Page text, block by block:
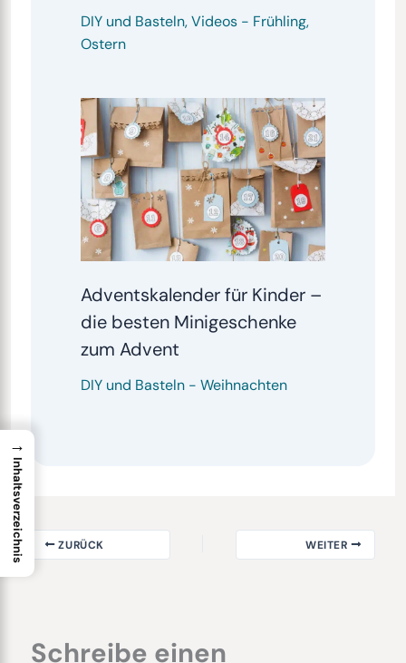
DIY und Basteln,Videos- Frühling,
Ostern
Adventskalender für Kinder –
die besten Minigeschenke
zum Advent
DIY und Basteln- Weihnachten
ZURÜCK WEITER
Schreibe einen
→
Inhaltsverzeichnis